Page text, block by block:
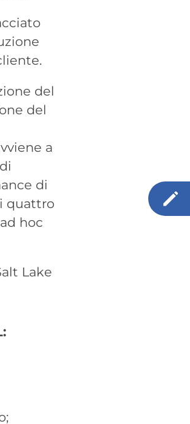
del
del
a
di
quattro
hoc
Lake